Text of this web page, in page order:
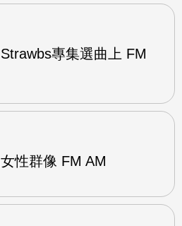
專集選曲上 FM
性群像 FM AM